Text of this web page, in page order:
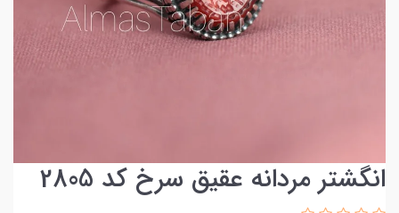
انگشتر مردانه عقیق سرخ کد 2805